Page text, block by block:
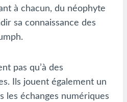
à chacun, du néophyte
sa connaissance des
pas qu’à des
Ils jouent également un
les échanges numériques